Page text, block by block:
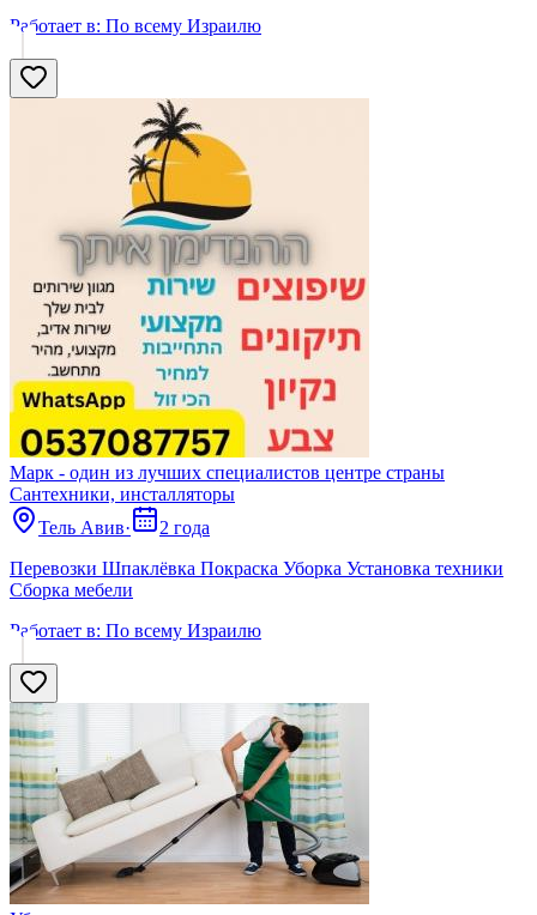
Работает в: По всему Израилю
Марк - один из лучших специалистов центре страны
Сантехники, инсталляторы
Тель Авив·
2 года
Перевозки Шпаклёвка Покраска Уборка Установка техники
Сборка мебели
Работает в: По всему Израилю